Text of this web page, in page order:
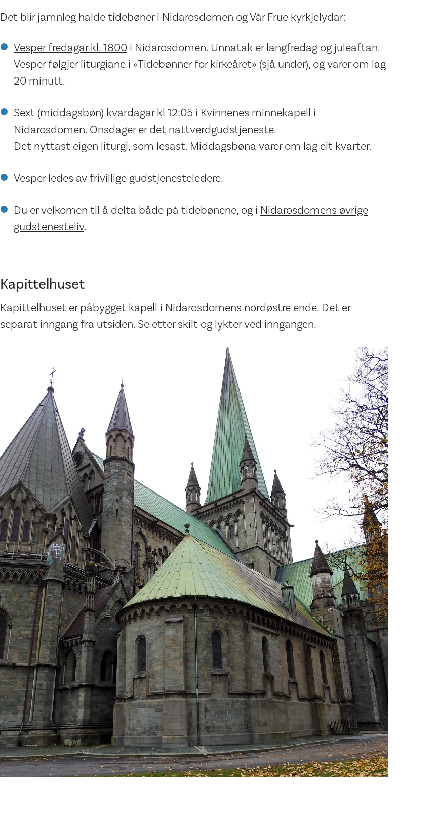
Det blir jamnleg halde tidebøner i Nidarosdomen og Vår Frue kyrkjelydar:
Vesper fredagar kl. 1800 i Nidarosdomen. Unnatak er langfredag og juleaftan.
Vesper følgjer liturgiane i «Tidebønner for kirkeåret» (sjå under), og varer om lag
20 minutt.
Sext (middagsbøn) kvardagar kl 12:05 i Kvinnenes minnekapell i
Nidarosdomen. Onsdager er det nattverdgudstjeneste.
Det nyttast eigen liturgi, som lesast. Middagsbøna varer om lag eit kvarter.
Vesper ledes av frivillige gudstjenesteledere.
Du er velkomen til å delta både på tidebønene, og i Nidarosdomens øvrige
gudstenesteliv.
Kapittelhuset
Kapittelhuset er påbygget kapell i Nidarosdomens nordøstre ende. Det er
separat inngang fra utsiden. Se etter skilt og lykter ved inngangen.